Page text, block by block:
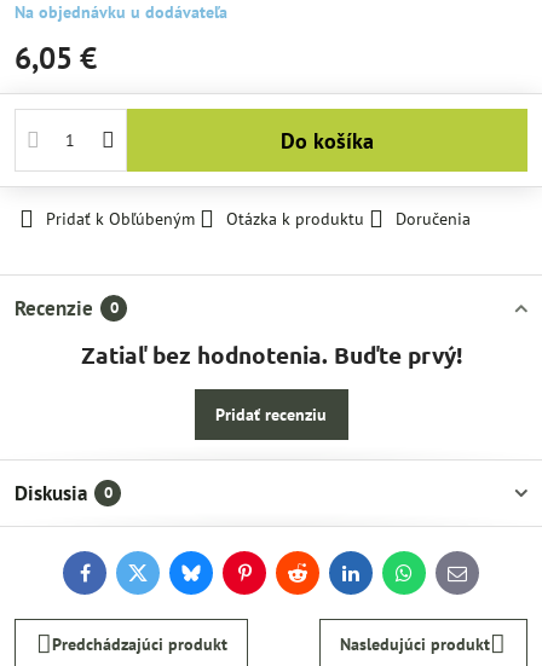
Na objednávku u dodávateľa
6,05 €
Do košíka
Pridať k Obľúbeným Otázka k produktu Doručenia
Recenzie 0
Zatiaľ bez hodnotenia. Buďte prvý!
Pridať recenziu
Diskusia 0
FacebookTwitterBlueskyPinterestReddit LinkedInWhatsApp
E-
mail
Predchádzajúci produkt Nasledujúci produkt